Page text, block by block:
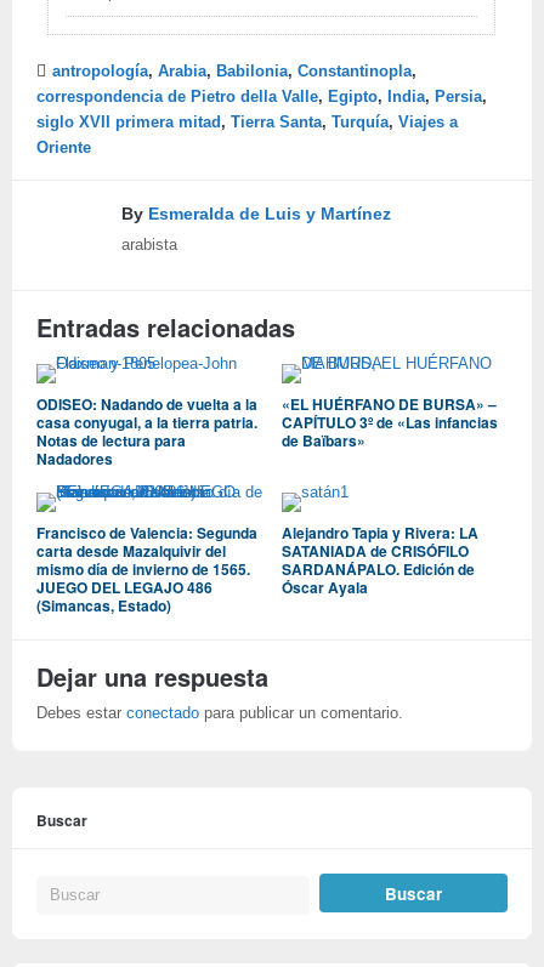
antropología, Arabia, Babilonia, Constantinopla,
correspondencia de Pietro della Valle, Egipto, India, Persia,
siglo XVII primera mitad , Tierra Santa, Turquía, Viajes a
Oriente
By Esmeralda de Luis y Martínez
arabista
Entradas relacionadas
ODISEO: Nadando de vuelta a la
casa conyugal, a la tierra patria.
Notas de lectura para
Nadadores
«EL HUÉRFANO DE BURSA» –
CAPÍTULO 3º de «Las infancias
de Baïbars»
Francisco de Valencia: Segunda
carta desde Mazalquivir del
mismo día de invierno de 1565.
JUEGO DEL LEGAJO 486
(Simancas, Estado)
Alejandro Tapia y Rivera: LA
SATANIADA de CRISÓFILO
SARDANÁPALO. Edición de
Óscar Ayala
Dejar una respuesta
Debes estar conectado para publicar un comentario.
Buscar